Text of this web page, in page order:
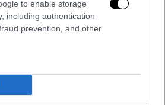
to enable storage
including authentication
prevention, and other
Αντιγόνη έχει επίσης
Η γιορτή της είναι
μοναχική· μια γιορτή
ανδρικής εξουσίας. Μετά
πράξη πρωτοφανούς